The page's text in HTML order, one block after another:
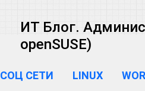
ИТ Блог.
openSUSE)
СОЦ СЕТИ LINUX